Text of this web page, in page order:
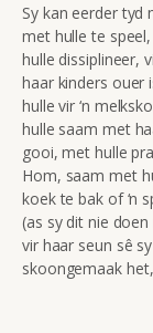
Sy kan eerder tyd
met hulle te
hulle dissiplineer,
haar kinders ouer
hulle vir ‘n
hulle saam met
gooi, met hulle
Hom, saam met
koek te bak of ‘n
(as sy dit nie
vir haar seun sê
skoongemaak